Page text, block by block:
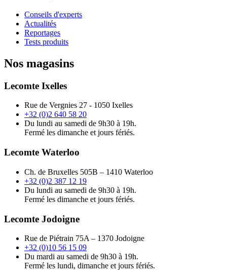
Conseils d'experts
Actualités
Reportages
Tests produits
Nos magasins
Lecomte Ixelles
Rue de Vergnies 27 - 1050 Ixelles
+32 (0)2 640 58 20
Du lundi au samedi de 9h30 à 19h.
Fermé les dimanche et jours fériés.
Lecomte Waterloo
Ch. de Bruxelles 505B – 1410 Waterloo
+32 (0)2 387 12 19
Du lundi au samedi de 9h30 à 19h.
Fermé les dimanche et jours fériés.
Lecomte Jodoigne
Rue de Piétrain 75A – 1370 Jodoigne
+32 (0)10 56 15 09
Du mardi au samedi de 9h30 à 19h.
Fermé les lundi, dimanche et jours fériés.